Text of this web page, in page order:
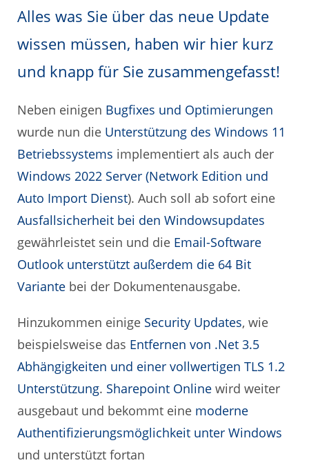
Alles was Sie über das neue Update
wissen müssen, haben wir hier kurz
und knapp für Sie zusammengefasst!
Neben einigen Bugfixes und Optimierungen
wurde nun die Unterstützung des Windows 11
Betriebssystems implementiert als auch der
Windows 2022 Server (Network Edition und
Auto Import Dienst). Auch soll ab sofort eine
Ausfallsicherheit bei den Windowsupdates
gewährleistet sein und die Email-Software
Outlook unterstützt außerdem die 64 Bit
Variante bei der Dokumentenausgabe.
Hinzukommen einige Security Updates, wie
beispielsweise das Entfernen von .Net 3.5
Abhängigkeiten und einer vollwertigen TLS 1.2
Unterstützung. Sharepoint Online wird weiter
ausgebaut und bekommt eine moderne
Authentifizierungsmöglichkeit unter Windows
und unterstützt fortan